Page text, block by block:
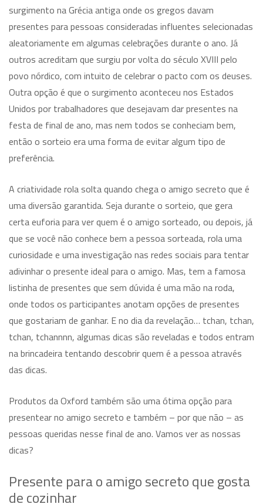
surgimento na Grécia antiga onde os gregos davam
presentes para pessoas consideradas influentes selecionadas
aleatoriamente em algumas celebrações durante o ano. Já
outros acreditam que surgiu por volta do século XVIII pelo
povo nórdico, com intuito de celebrar o pacto com os deuses.
Outra opção é que o surgimento aconteceu nos Estados
Unidos por trabalhadores que desejavam dar presentes na
festa de final de ano, mas nem todos se conheciam bem,
então o sorteio era uma forma de evitar algum tipo de
preferência.
A criatividade rola solta quando chega o amigo secreto que é
uma diversão garantida. Seja durante o sorteio, que gera
certa euforia para ver quem é o amigo sorteado, ou depois, já
que se você não conhece bem a pessoa sorteada, rola uma
curiosidade e uma investigação nas redes sociais para tentar
adivinhar o presente ideal para o amigo. Mas, tem a famosa
listinha de presentes que sem dúvida é uma mão na roda,
onde todos os participantes anotam opções de presentes
que gostariam de ganhar. E no dia da revelação… tchan, tchan,
tchan, tchannnn, algumas dicas são reveladas e todos entram
na brincadeira tentando descobrir quem é a pessoa através
das dicas.
Produtos da Oxford também são uma ótima opção para
presentear no amigo secreto e também – por que não – as
pessoas queridas nesse final de ano. Vamos ver as nossas
dicas?
Presente para o amigo secreto que gosta
de cozinhar